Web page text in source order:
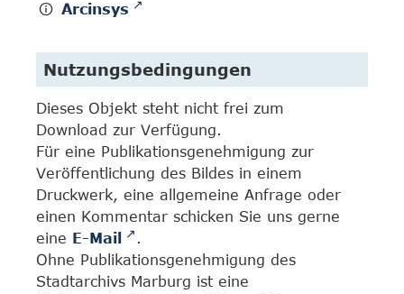
Arcinsys
Nutzungsbedingungen
Dieses Objekt steht nicht frei zum
Download zur Verfügung.
Für eine Publikationsgenehmigung zur
Veröffentlichung des Bildes in einem
Druckwerk, eine allgemeine Anfrage oder
einen Kommentar schicken Sie uns gerne
eine E-Mail
.
Ohne Publikationsgenehmigung des
Stadtarchivs Marburg ist eine